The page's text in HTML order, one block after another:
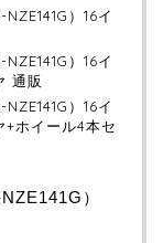
）16イ
）16イ
通販
）16イ
+ホイール4本セ
）